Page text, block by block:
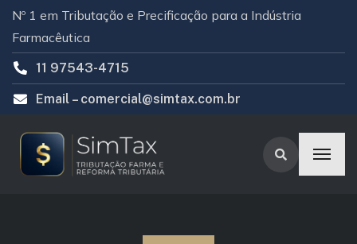
Nº 1 em Tributação e Precificação para a Indústria
Farmacêutica
11 97543-4715
Email – comercial@simtax.com.br